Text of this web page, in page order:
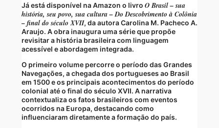
Já está disponível na Amazon o livro O Brasil – sua
história, seu povo, sua cultura – Do Descobrimento à Colônia
– final do século XVII, da autora Carolina M. Pacheco A.
Araujo. A obra inaugura uma série que propõe
revisitar a história brasileira com linguagem
acessível e abordagem integrada.
O primeiro volume percorre o período das Grandes
Navegações, a chegada dos portugueses ao Brasil
em 1500 e os principais acontecimentos do período
colonial até o final do século XVII. A narrativa
contextualiza os fatos brasileiros com eventos
ocorridos na Europa, destacando como
influenciaram diretamente a formação do país.